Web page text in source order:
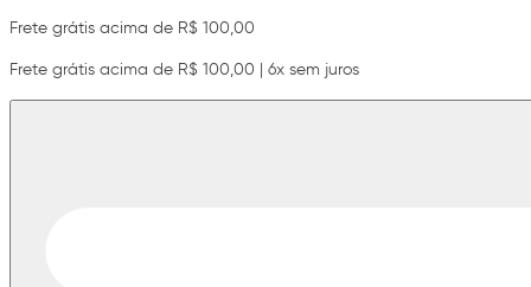
Frete grátis acima de R$ 100,00
Frete grátis acima de R$ 100,00 | 6x sem juros